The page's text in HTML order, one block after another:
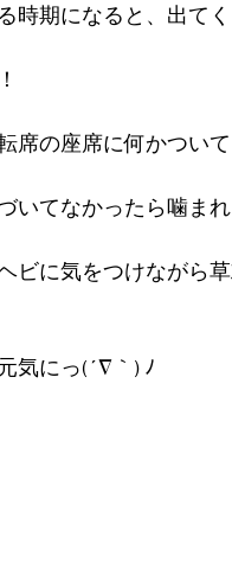
時期になると、出て
席の座席に何かつい
いてなかったら噛ま
ビに気をつけながら
気にっ(´∇｀) ﾉ